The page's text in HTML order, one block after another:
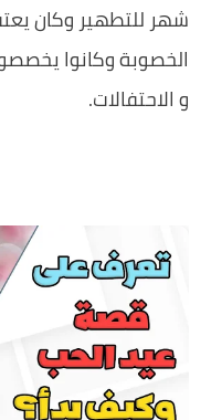
شهر للتطهير وكان
الخصوبة وكانوا
و الاحتفالات.